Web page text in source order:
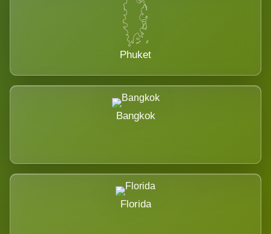
Phuket
Bangkok
Florida